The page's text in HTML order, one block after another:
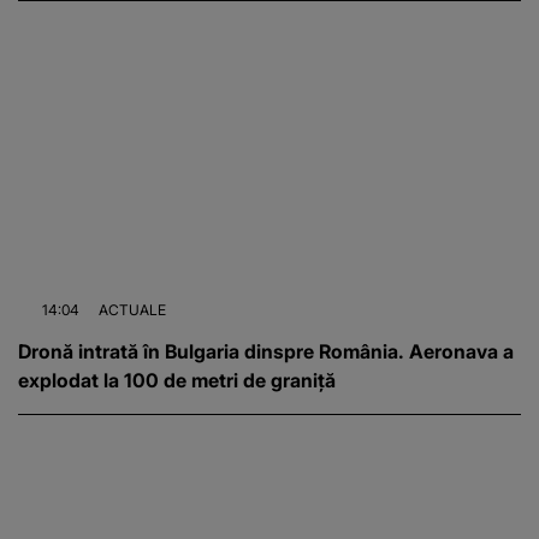
14:04 ACTUALE
Dronă intrată în Bulgaria dinspre România. Aeronava a
explodat la 100 de metri de graniță